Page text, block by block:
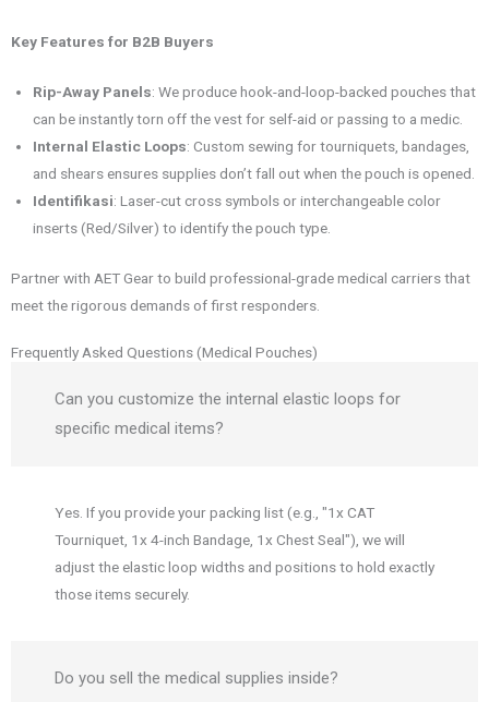
Key Features for B2B Buyers
Rip-Away Panels: We produce hook-and-loop-backed pouches that
can be instantly torn off the vest for self-aid or passing to a medic.
Internal Elastic Loops: Custom sewing for tourniquets, bandages,
and shears ensures supplies don’t fall out when the pouch is opened.
Identifikasi: Laser-cut cross symbols or interchangeable color
inserts (Red/Silver) to identify the pouch type.
Partner with AET Gear to build professional-grade medical carriers that
meet the rigorous demands of first responders.
Frequently Asked Questions (Medical Pouches)
Can you customize the internal elastic loops for
specific medical items?
Yes. If you provide your packing list (e.g., "1x CAT
Tourniquet, 1x 4-inch Bandage, 1x Chest Seal"), we will
adjust the elastic loop widths and positions to hold exactly
those items securely.
Do you sell the medical supplies inside?